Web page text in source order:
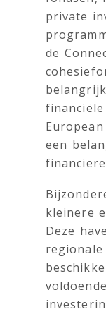
private
de
een
kleinere
Deze
regionale